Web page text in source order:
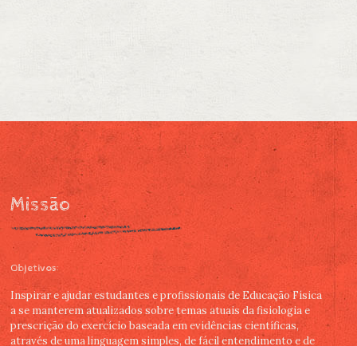
Missão
Objetivos:
Inspirar e ajudar estudantes e profissionais de Educação Física
a se manterem atualizados sobre temas atuais da fisiologia e
prescrição do exercício baseada em evidências científicas,
através de uma linguagem simples, de fácil entendimento e de